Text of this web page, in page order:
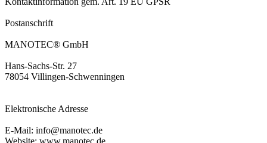
Postanschrift
MANOTEC® GmbH
Hans-Sachs-Str. 27
78054 Villingen-Schwenningen
Elektronische Adresse
E-Mail: info@manotec.de
Website: www.manotec.de